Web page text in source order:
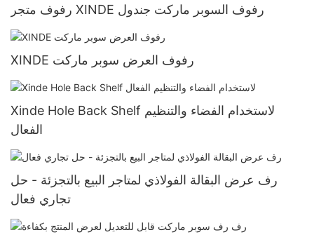
رفوف متجر XINDE رفوف السوبر ماركت جندول
XINDE رفوف العرض سوبر ماركت
Xinde Hole Back Shelf لاستخدام الفضاء والتنظيم
الفعال
رف عرض البقالة الفولاذي لمتاجر البيع بالتجزئة - حل
تجاري فعال